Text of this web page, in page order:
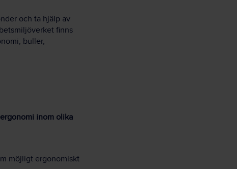
och ta hjälp av
finns
buller,
inom olika
möjligt ergonomiskt